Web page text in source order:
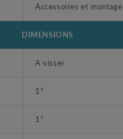
Accessoires et montage
DIMENSIONS
A visser
1"
1"